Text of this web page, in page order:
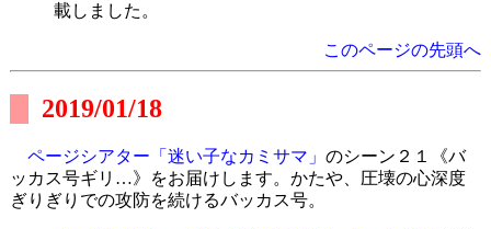
載しました。
このページの先頭へ
2019/01/18
ページシアター「迷い子なカミサマ」 のシーン２１《バ
ッカス号ギリ…》をお届けします。かたや、圧壊の心深度
ぎりぎりでの攻防を続けるバッカス号。